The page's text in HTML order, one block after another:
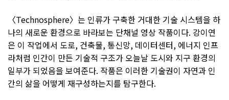
〈Technosphere〉는 인류가 구축한 거대한 기술 시스템을 하
나의 새로운 환경으로 바라보는 단채널 영상 작품이다. 강이연
은 이 작업에서 도로, 건축물, 통신망, 데이터센터, 에너지 인프
라처럼 인간이 만든 기술적 구조가 오늘날 도시와 지구 환경의
일부가 되었음을 보여준다. 작품은 이러한 기술권이 자연과 인
간의 삶을 어떻게 재구성하는지를 탐구한다.